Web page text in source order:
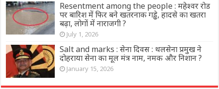
Resentment among the people : महेश्वर रोड
पर बारिश में फिर बने खतरनाक गड्ढे, हादसे का खतरा
बढ़ा, लोगों में नाराजगी ?
July 1, 2026
Salt and marks : सेना दिवस : थलसेना प्रमुख ने
दोहराया सेना का मूल मंत्र नाम, नमक और निशान ?
January 15, 2026